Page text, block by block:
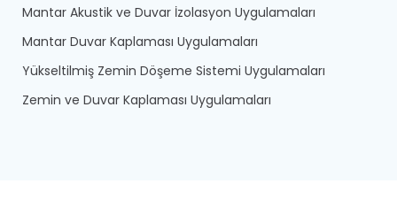
Mantar Akustik ve Duvar İzolasyon Uygulamaları
Mantar Duvar Kaplaması Uygulamaları
Yükseltilmiş Zemin Döşeme Sistemi Uygulamaları
Zemin ve Duvar Kaplaması Uygulamaları